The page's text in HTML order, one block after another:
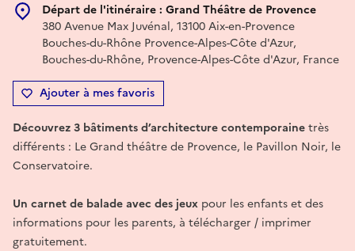
Départ de l'itinéraire : Grand Théâtre de Provence
380 Avenue Max Juvénal, 13100 Aix-en-Provence
Bouches-du-Rhône Provence-Alpes-Côte d'Azur,
Bouches-du-Rhône, Provence-Alpes-Côte d'Azur, France
Ajouter à mes favoris
Découvrez 3 bâtiments d’architecture contemporainetrès
différents : Le Grand théâtre de Provence, le Pavillon Noir, le
Conservatoire.
Un carnet de balade avec des jeux pour les enfants et des
informations pour les parents, à télécharger / imprimer
gratuitement.